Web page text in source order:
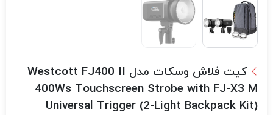
کیت فلاش وسکات مدل Westcott FJ400 II
400Ws Touchscreen Strobe with FJ-X3 M
Universal Trigger (2-Light Backpack Kit)